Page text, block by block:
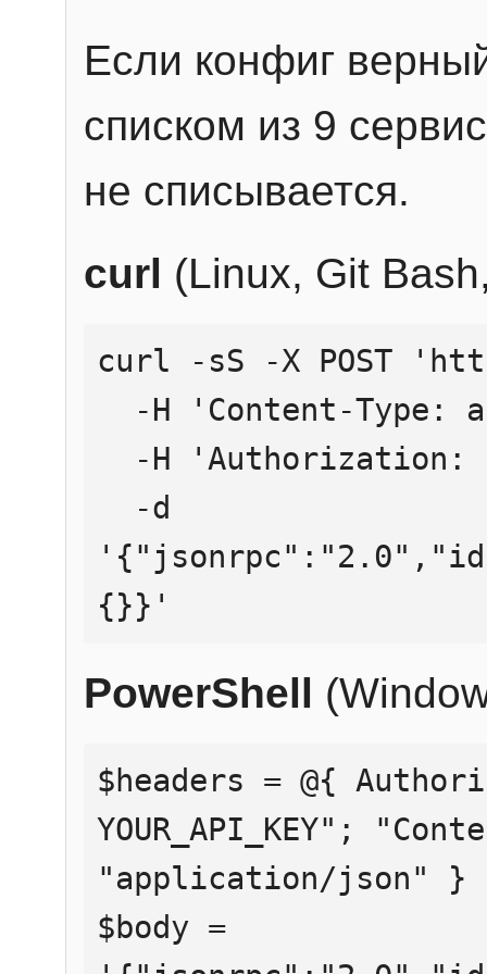
Если конфиг
списком из 9
не списывается.
curl (Linux, Git
curl -sS -X POST
{}}'
PowerShell
$headers = @{
YOUR_API_KEY";
"application/json" }
$body =